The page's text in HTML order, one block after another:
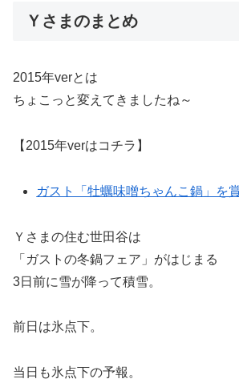
Ｙさまのまとめ
2015年verとは
ちょこっと変えてきましたね～
【2015年verはコチラ】
ガスト「牡蠣味噌ちゃんこ鍋」を
Ｙさまの住む世田谷は
「ガストの冬鍋フェア」がはじまる
3日前に雪が降って積雪。
前日は氷点下。
当日も氷点下の予報。